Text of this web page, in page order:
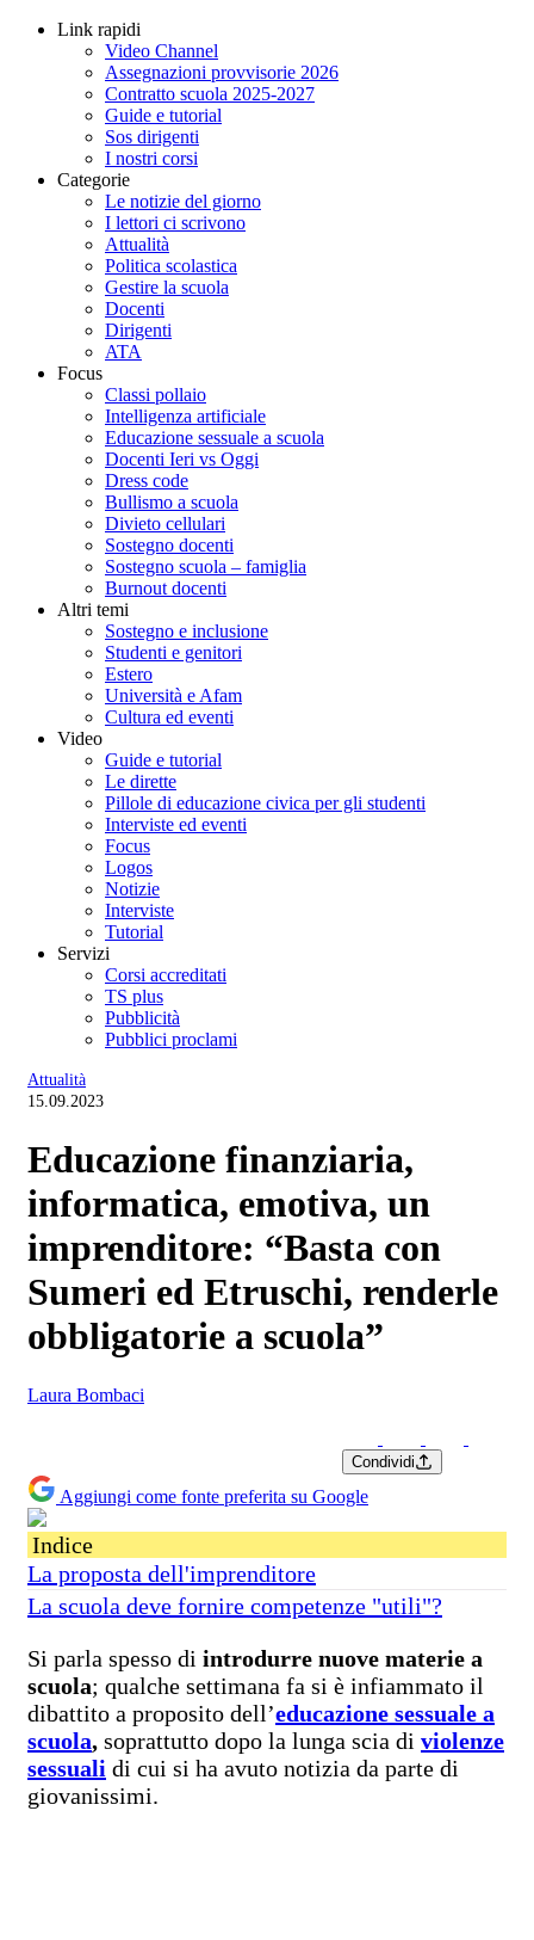
Link rapidi
Video Channel
Assegnazioni provvisorie 2026
Contratto scuola 2025-2027
Guide e tutorial
Sos dirigenti
I nostri corsi
Categorie
Le notizie del giorno
I lettori ci scrivono
Attualità
Politica scolastica
Gestire la scuola
Docenti
Dirigenti
ATA
Focus
Classi pollaio
Intelligenza artificiale
Educazione sessuale a scuola
Docenti Ieri vs Oggi
Dress code
Bullismo a scuola
Divieto cellulari
Sostegno docenti
Sostegno scuola – famiglia
Burnout docenti
Altri temi
Sostegno e inclusione
Studenti e genitori
Estero
Università e Afam
Cultura ed eventi
Video
Guide e tutorial
Le dirette
Pillole di educazione civica per gli studenti
Interviste ed eventi
Focus
Logos
Notizie
Interviste
Tutorial
Servizi
Corsi accreditati
TS plus
Pubblicità
Pubblici proclami
Attualità
15.09.2023
Educazione finanziaria,
informatica, emotiva, un
imprenditore: “Basta con
Sumeri ed Etruschi, renderle
obbligatorie a scuola”
Laura Bombaci
Condividi
Aggiungi come fonte preferita su Google
Indice
La proposta dell'imprenditore
La scuola deve fornire competenze "utili"?
Si parla spesso di introdurre nuove materie a
scuola; qualche settimana fa si è infiammato il
dibattito a proposito dell’educazione sessuale a
scuola, soprattutto dopo la lunga scia di violenze
sessuali di cui si ha avuto notizia da parte di
giovanissimi.